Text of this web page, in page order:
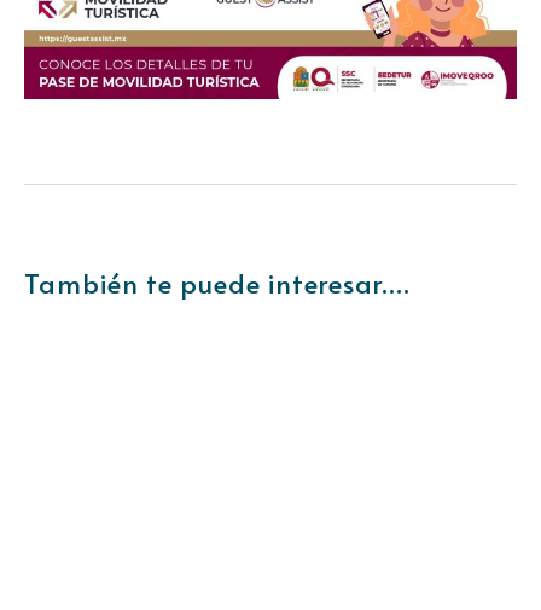
También te puede interesar....